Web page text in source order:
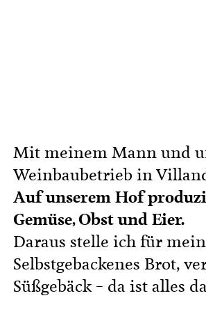
Termine
Mitgliedschaft
Landessekretariat
Bäuerliche Buffets
Hofgeschichten
Mit meinem Mann und
Weinbaubetrieb in
Auf unserem Hof
Gemüse, Obst und Eier.
Daraus stelle ich für
Selbstgebackenes Brot,
Süßgebäck – da ist alles